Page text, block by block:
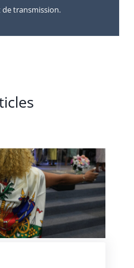
de transmission.